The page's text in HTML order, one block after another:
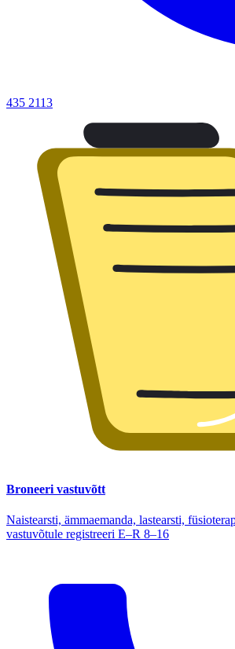
435 2113
Broneeri vastuvõtt
Naistearsti, ämmaemanda, lastearsti,
vastuvõtule registreeri E–R 8–16